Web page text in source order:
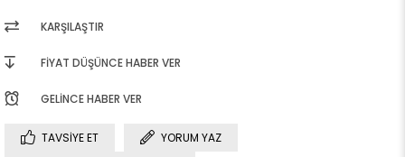
KARŞILAŞTIR
FIYAT DÜŞÜNCE HABER VER
GELINCE HABER VER
TAVSIYE ET
YORUM YAZ